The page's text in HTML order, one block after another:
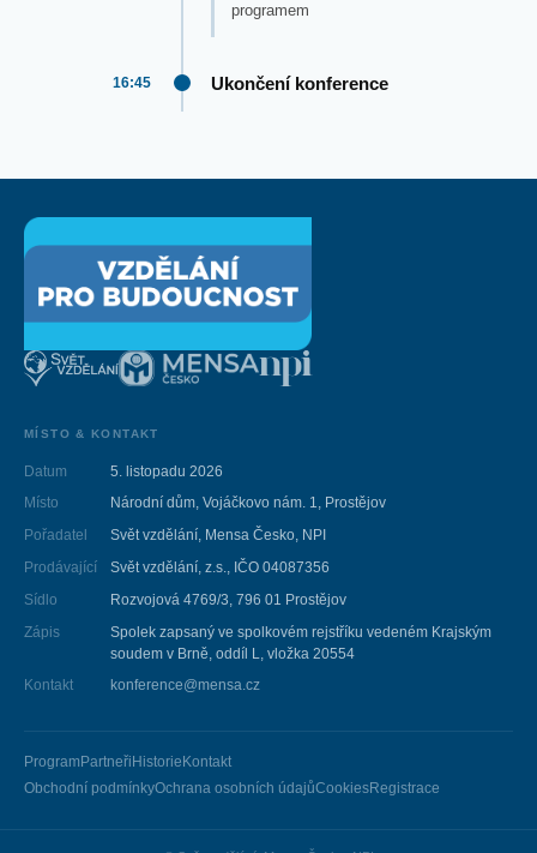
programem
16:45 Ukončení konference
MÍSTO & KONTAKT
Datum
5. listopadu 2026
Místo
Národní dům, Vojáčkovo nám. 1, Prostějov
Pořadatel
Svět vzdělání, Mensa Česko, NPI
Prodávající
Svět vzdělání, z.s., IČO 04087356
Sídlo
Rozvojová 4769/3, 796 01 Prostějov
Zápis
Spolek zapsaný ve spolkovém rejstříku vedeném Krajským
soudem v Brně, oddíl L, vložka 20554
Kontakt
konference@mensa.cz
Program Partneři Historie Kontakt
Obchodní podmínkyOchrana osobních údajůCookiesRegistrace